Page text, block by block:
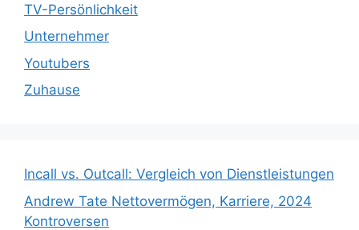
TV-Persönlichkeit
Unternehmer
Youtubers
Zuhause
Incall vs. Outcall: Vergleich von Dienstleistungen
Andrew Tate Nettovermögen, Karriere, 2024
Kontroversen